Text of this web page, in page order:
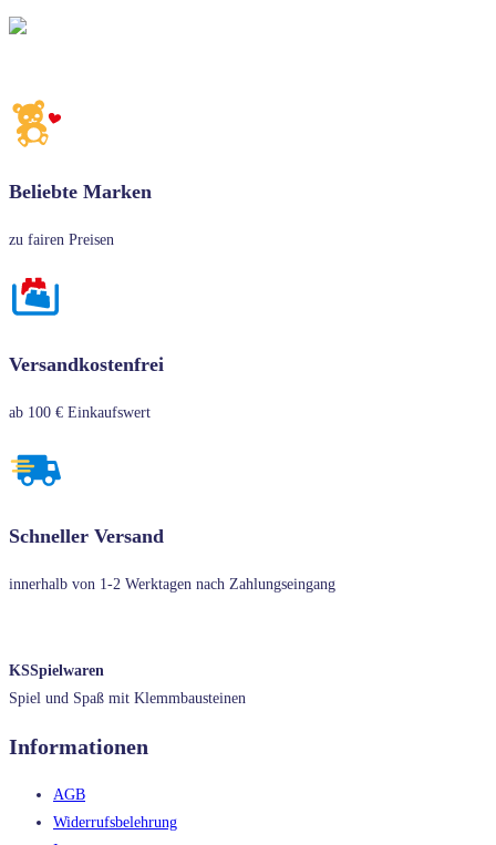
Beliebte Marken
zu fairen Preisen
Versandkostenfrei
ab 100 € Einkaufswert
Schneller Versand
innerhalb von 1-2 Werktagen nach Zahlungseingang
KSSpielwaren
Spiel und Spaß mit Klemmbausteinen
Informationen
AGB
Widerrufsbelehrung